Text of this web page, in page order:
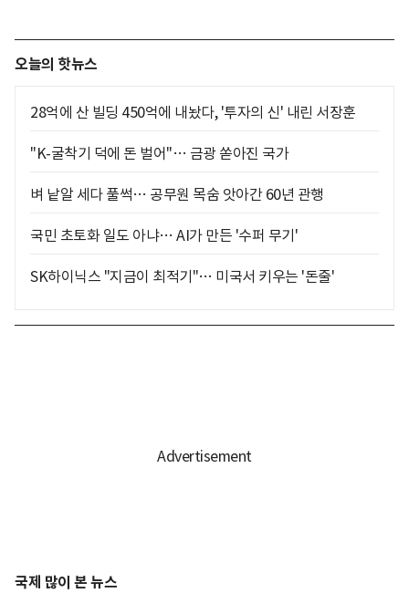
오늘의 핫뉴스
28억에 산 빌딩 450억에 내놨다, '투자의 신' 내린 서장훈
"K-굴착기 덕에 돈 벌어"… 금광 쏟아진 국가
벼 낱알 세다 풀썩… 공무원 목숨 앗아간 60년 관행
국민 초토화 일도 아냐… AI가 만든 '수퍼 무기'
SK하이닉스 "지금이 최적기"… 미국서 키우는 '돈줄'
국제 많이 본 뉴스